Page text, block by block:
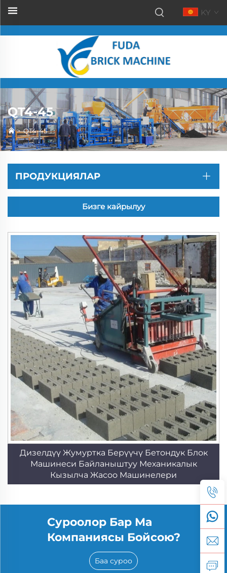
KY
QT4-45
>QT4-45
ПРОДУКЦИЯЛАР
Бизге кайрылуу
Дизелдүү Жумуртка Берүүчү Бетондук Блок
Машинеси Байланыштуу Механикалык
Кызылча Жасоо Машинелери
Суроолор Бар Ма
Компаниясы Бойсою?
Баа суроо